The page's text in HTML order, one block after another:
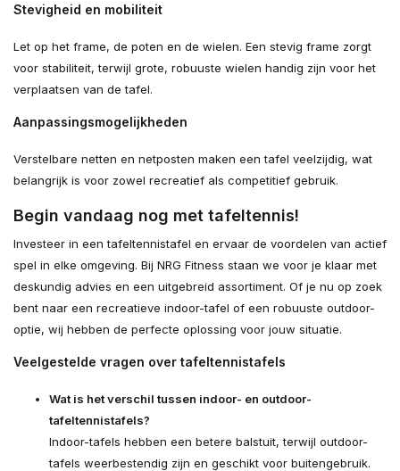
Stevigheid en mobiliteit
Let op het frame, de poten en de wielen. Een stevig frame zorgt
voor stabiliteit, terwijl grote, robuuste wielen handig zijn voor het
verplaatsen van de tafel.
Aanpassingsmogelijkheden
Verstelbare netten en netposten maken een tafel veelzijdig, wat
belangrijk is voor zowel recreatief als competitief gebruik.
Begin vandaag nog met tafeltennis!
Investeer in een tafeltennistafel en ervaar de voordelen van actief
spel in elke omgeving. Bij NRG Fitness staan we voor je klaar met
deskundig advies en een uitgebreid assortiment. Of je nu op zoek
bent naar een recreatieve indoor-tafel of een robuuste outdoor-
optie, wij hebben de perfecte oplossing voor jouw situatie.
Veelgestelde vragen over tafeltennistafels
Wat is het verschil tussen indoor- en outdoor-
tafeltennistafels?
Indoor-tafels hebben een betere balstuit, terwijl outdoor-
tafels weerbestendig zijn en geschikt voor buitengebruik.